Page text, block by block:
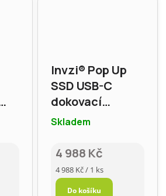
Invzi® Pop Up
SSD USB-C
dokovací
stanice 16"
Skladem
4 988 Kč
Měrná
cena:
4 988 Kč / 1 ks
Do košíku